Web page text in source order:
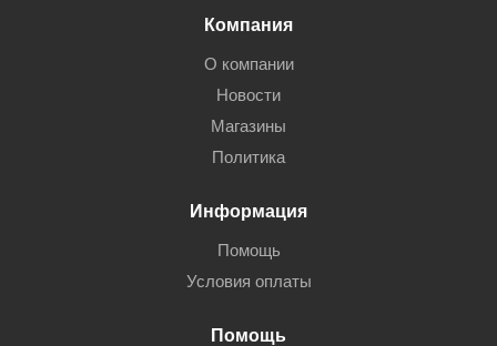
Компания
О компании
Новости
Магазины
Политика
Информация
Помощь
Условия оплаты
Помощь